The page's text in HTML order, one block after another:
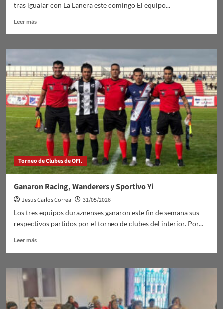
tras igualar con La Lanera este domingo El equipo...
Leer másLeer
El
Artigas
vuelve
a
Primera
División
Torneo de Clubes de OFI.
Ganaron Racing, Wanderers y Sportivo Yi
Jesus Carlos Correa
31/05/2026
Los tres equipos duraznenses ganaron este fin de semana sus
respectivos partidos por el torneo de clubes del interior. Por...
Leer másLeer
Ganaron
Wanderers
y
Sportivo